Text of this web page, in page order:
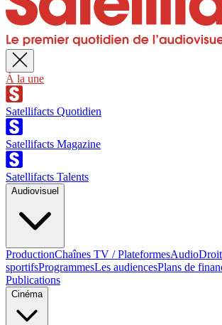
À la une
Satellifacts Quotidien
Satellifacts Magazine
Satellifacts Talents
Audiovisuel
ProductionChaînes TV / PlateformesAudio
sportifsProgrammesLes audiencesPlans de
Publications
Cinéma